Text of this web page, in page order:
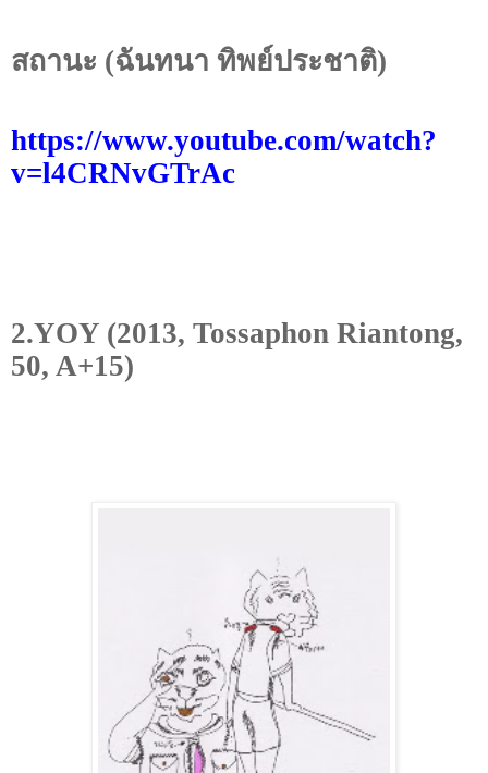
สถานะ (ฉันทนา ทิพย์ประชาติ)
https://www.youtube.com/watch?
v=l4CRNvGTrAc
2.YOY (2013, Tossaphon Riantong,
50, A+15)